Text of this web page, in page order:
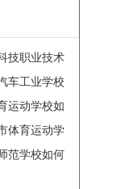
技职业技术
车工业学校
运动学校如
体育运动学
范学校如何